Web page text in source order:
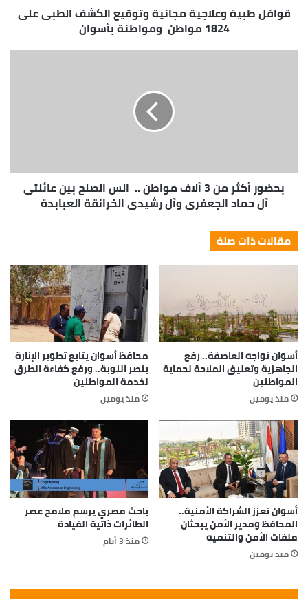
قوافل طبية وعلاجية مجانية وتوقيع الكشف الطبى على
1824 مواطن ومواطنة بأسوان
بحضور أكثر من 3 ألاف مواطن .. الس الصلح بين عائلتى
آل حماد الجعفرى وآل رشيدى الخرانقة العبابدة
مقالات ذات صلة
أسوان تواجه العاصفة.. رفع
الجاهزية وتعليق الملاحة لحماية
المواطنين
منذ يومين
محافظ أسوان يتابع تطوير الإنارة
بنصر النوبة.. ورفع كفاءة الطرق
لخدمة المواطنين
منذ يومين
أسوان تعزز الشراكة الأمنية..
المحافظ ومدير الأمن يبحثان
ملفات الأمن والتنميه
منذ يومين
باحث مصري يرسم ملامح عصر
الطائرات ذاتية القيادة
منذ 3 أيام